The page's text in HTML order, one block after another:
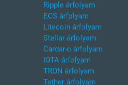
Ripple árfolyam
EOS árfolyam
Litecoin árfolyam
Stellar árfolyam
Cardano árfolyam
IOTA árfolyam
TRON árfolyam
Tether árfolyam